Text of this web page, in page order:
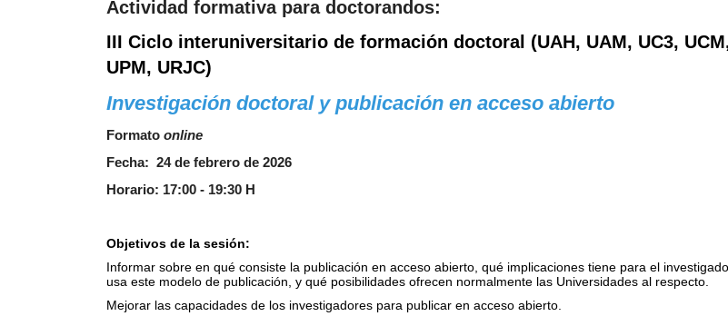
Actividad formativa para doctorandos:
III Ciclo interuniversitario de formación doctoral (UAH, UAM, UC3,
UPM, URJC)
Investigación doctoral y publicación en acceso abierto
Formato online
Fecha: 24 de febrero de 2026
Horario: 17:00 - 19:30 H
Objetivos de la sesión:
Informar sobre en qué consiste la publicación en acceso abierto, qué implicaciones tiene para el
usa este modelo de publicación, y qué posibilidades ofrecen normalmente las Universidades al respecto.
Mejorar las capacidades de los investigadores para publicar en acceso abierto.